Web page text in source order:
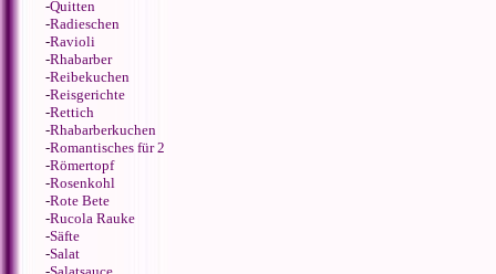
-Quitten
-Radieschen
-Ravioli
-Rhabarber
-Reibekuchen
-Reisgerichte
-Rettich
-Rhabarberkuchen
-Romantisches für 2
-Römertopf
-Rosenkohl
-Rote Bete
-Rucola Rauke
-Säfte
-Salat